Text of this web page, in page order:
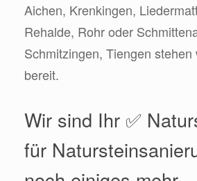
Aichen, Krenkingen,
Rehalde, Rohr oder
Schmitzingen, Tiengen stehen
bereit.
Wir sind Ihr ✅
für